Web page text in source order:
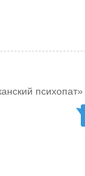
психопат»